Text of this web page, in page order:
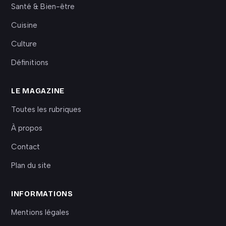
Santé & Bien-être
Cuisine
Culture
Définitions
LE MAGAZINE
Toutes les rubriques
À propos
Contact
Plan du site
INFORMATIONS
Mentions légales